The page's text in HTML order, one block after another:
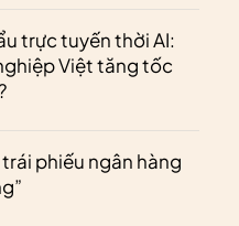
trực tuyến thời AI:
Việt tăng tốc
phiếu ngân hàng